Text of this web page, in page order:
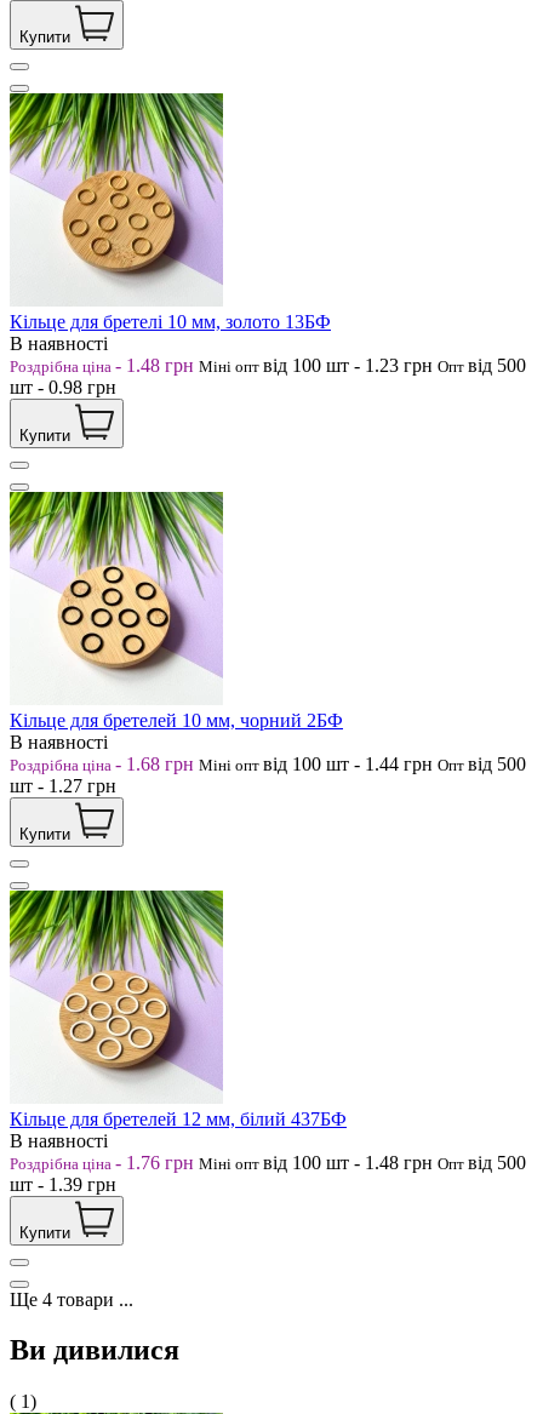
Купити
Кільце для бретелі 10 мм, золото 13БФ
В наявності
Роздрібна ціна - 1.48 грн Міні опт від 100 шт - 1.23 грн Опт від 500
шт - 0.98 грн
Купити
Кільце для бретелей 10 мм, чорний 2БФ
В наявності
Роздрібна ціна - 1.68 грн Міні опт від 100 шт - 1.44 грн Опт від 500
шт - 1.27 грн
Купити
Кільце для бретелей 12 мм, білий 437БФ
В наявності
Роздрібна ціна - 1.76 грн Міні опт від 100 шт - 1.48 грн Опт від 500
шт - 1.39 грн
Купити
Ще 4 товари ...
Ви дивилися
( 1)